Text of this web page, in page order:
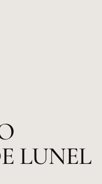
LUNEL